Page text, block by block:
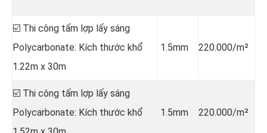
☑️ Thi công tấm lợp lấy sáng
Polycarbonate: Kích thước khổ
1.22m x 30m
1.5mm 220.000/m²
☑️ Thi công tấm lợp lấy sáng
Polycarbonate: Kích thước khổ
1.5mm 220.000/m²